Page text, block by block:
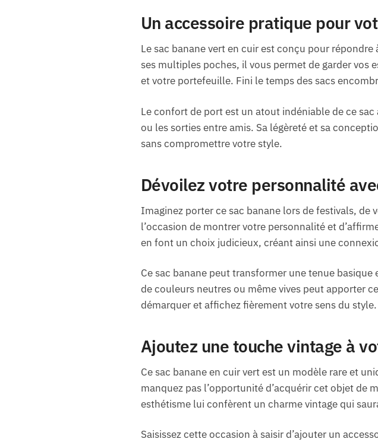
Un accessoire pratique pour
Le sac banane vert en cuir est conçu pour
ses multiples poches, il vous permet de garder vos
et votre portefeuille. Fini le temps des sacs
Le confort de port est un atout indéniable de ce
ou les sorties entre amis. Sa légèreté et sa
sans compromettre votre style.
Dévoilez votre personnalité
Imaginez porter ce sac banane lors de festivals, de
l’occasion de montrer votre personnalité et
en font un choix judicieux, créant ainsi une
Ce sac banane peut transformer une tenue
de couleurs neutres ou même vives peut apporter
démarquer et affichez fièrement votre sens du style.
Ajoutez une touche vintage à
Ce sac banane en cuir vert est un modèle rare et
manquez pas l’opportunité d’acquérir cet objet de
esthétisme lui confèrent un charme vintage qui
Saisissez cette occasion à saisir d’ajouter un